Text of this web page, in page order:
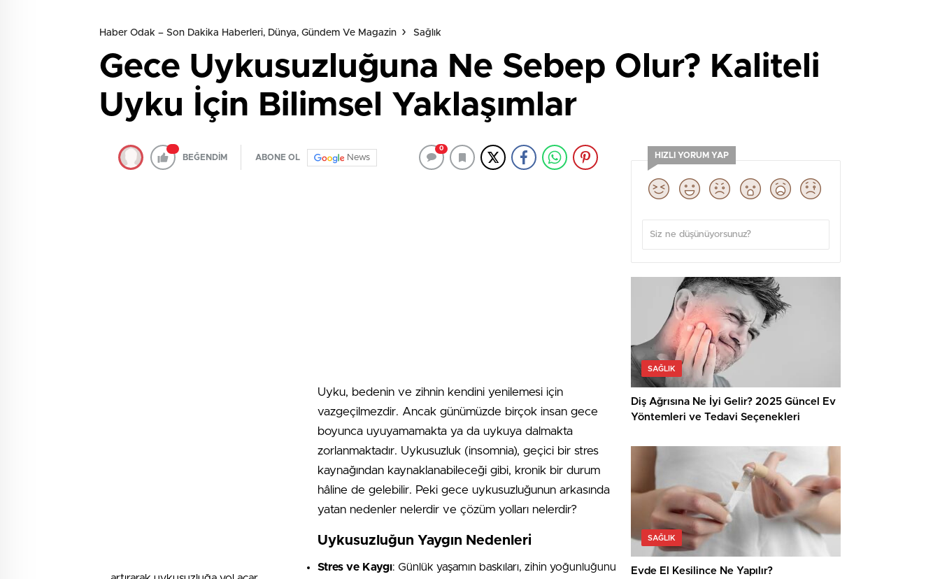
Haber Odak – Son Dakika Haberleri, Dünya, Gündem Ve Magazin Sağlık
Gece Uykusuzluğuna Ne Sebep Olur? Kaliteli
Uyku İçin Bilimsel Yaklaşımlar
BEĞENDİM ABONE OL News
0
Uyku, bedenin ve zihnin kendini yenilemesi için
vazgeçilmezdir. Ancak günümüzde birçok insan gece
boyunca uyuyamamakta ya da uykuya dalmakta
zorlanmaktadır. Uykusuzluk (insomnia), geçici bir stres
kaynağından kaynaklanabileceği gibi, kronik bir durum
hâline de gelebilir. Peki gece uykusuzluğunun arkasında
yatan nedenler nelerdir ve çözüm yolları nelerdir?
Uykusuzluğun Yaygın Nedenleri
Stres ve Kaygı: Günlük yaşamın baskıları, zihin yoğunluğunu
HIZLI YORUM YAP
SAĞLIK
Diş Ağrısına Ne İyi Gelir? 2025 Güncel Ev
Yöntemleri ve Tedavi Seçenekleri
SAĞLIK
Evde El Kesilince Ne Yapılır?